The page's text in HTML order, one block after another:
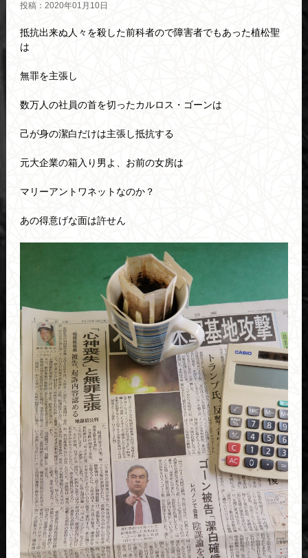
投稿：2020年01月10日
抵抗出来ぬ人々を殺した前科者ので障害者でもあった植松聖
は
無罪を主張し
数万人の社員の首を切ったカルロス・ゴーンは
己が身の潔白だけは主張し抵抗する
元大企業の箱入り男よ、お前の女房は
マリーアントワネットなのか？
あの得意げな面は許せん